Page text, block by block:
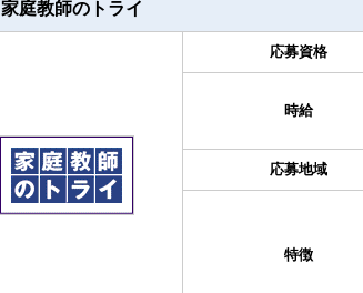
家庭教師のトライ
応募資格
時給
応募地域
特徴